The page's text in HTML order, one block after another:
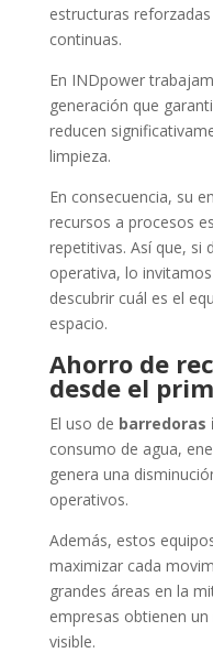
estructuras
continuas.
En INDpower
generación que
reducen
limpieza.
En consecuencia, su
recursos a procesos
repetitivas. Así que, si
operativa, lo
descubrir cuál es el
espacio.
Ahorro de
desde el
El uso de barredoras
consumo de agua,
genera una
operativos.
Además, estos
maximizar cada
grandes áreas en la
empresas obtienen
visible.